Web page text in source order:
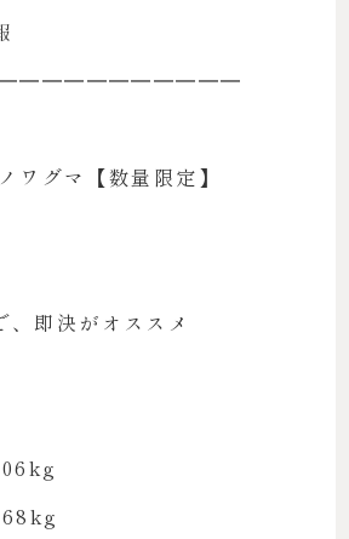
グマ【数量限定】
、即決がオススメ